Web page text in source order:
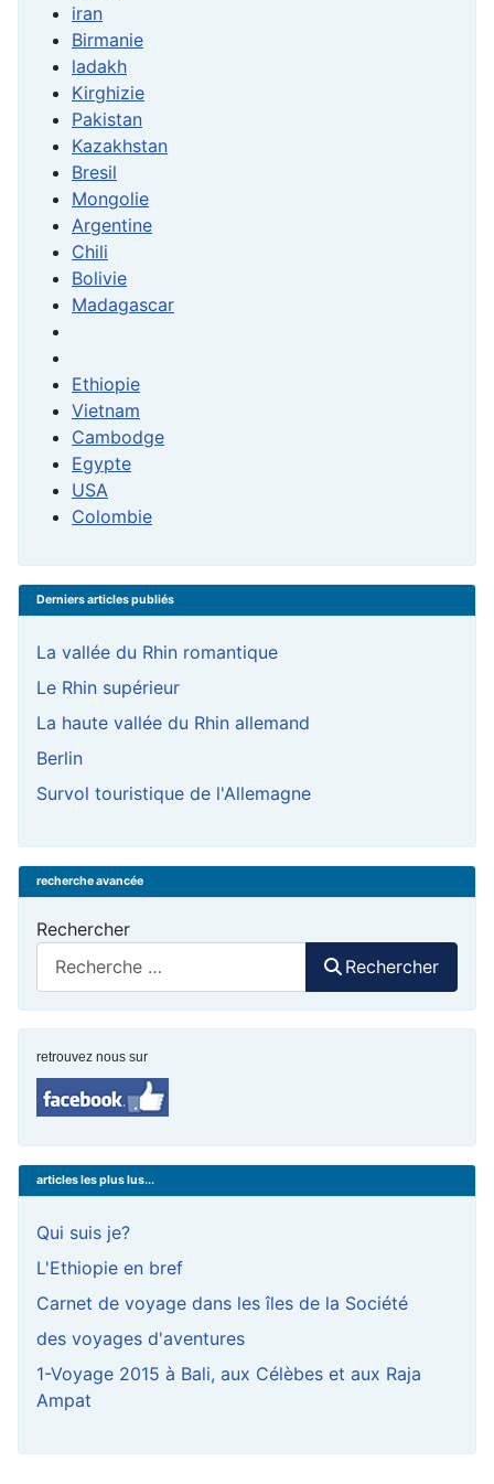
iran
Birmanie
ladakh
Kirghizie
Pakistan
Kazakhstan
Bresil
Mongolie
Argentine
Chili
Bolivie
Madagascar
Ethiopie
Vietnam
Cambodge
Egypte
USA
Colombie
Derniers articles publiés
La vallée du Rhin romantique
Le Rhin supérieur
La haute vallée du Rhin allemand
Berlin
Survol touristique de l'Allemagne
recherche avancée
Rechercher
Rechercher
retrouvez nous sur
articles les plus lus...
Qui suis je?
L'Ethiopie en bref
Carnet de voyage dans les îles de la Société
des voyages d'aventures
1-Voyage 2015 à Bali, aux Célèbes et aux Raja
Ampat